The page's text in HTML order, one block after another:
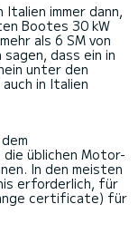
immer dann,
Bootes 30 kW
als 6 SM von
dass ein in
unter den
in Italien
üblichen Motor-
In den meisten
erforderlich, für
certificate) für